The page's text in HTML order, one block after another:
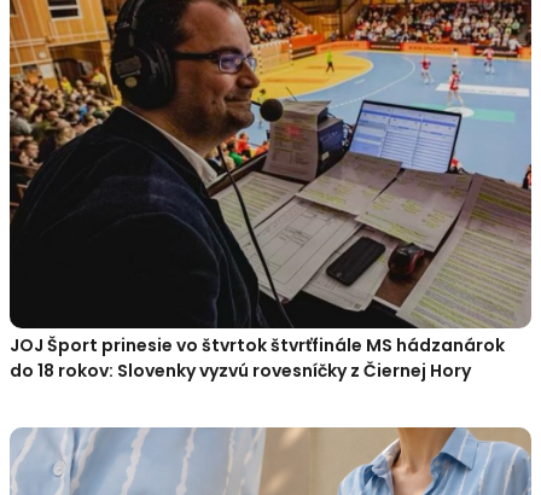
JOJ Šport prinesie vo štvrtok štvrťfinále MS hádzanárok
do 18 rokov: Slovenky vyzvú rovesníčky z Čiernej Hory